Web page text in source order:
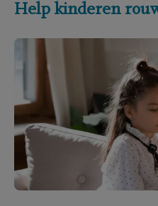
Help kinderen